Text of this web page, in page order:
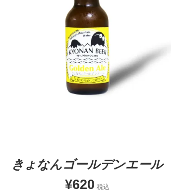
お買い物カゴに追加 QUICK VIEW
きょなんゴールデンエール
¥620 税込